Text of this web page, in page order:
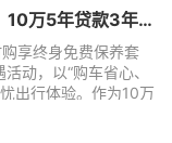
1499元享风云T9长续航终身免费保养、10万5年贷款3年0息 多维礼遇加码
享终身免费保养套
动，以“购车省心、
出行体验。作为10万